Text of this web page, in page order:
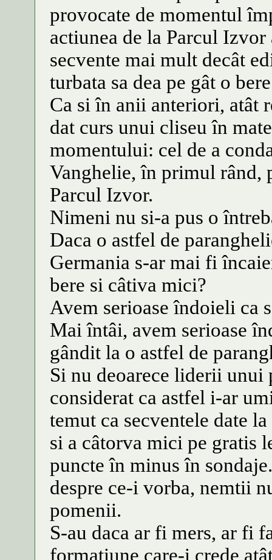
provocate de momentul
actiunea de la Parcul
secvente mai mult decât
turbata sa dea pe gât o
Ca si în anii anteriori, atât
dat curs unui cliseu în
momentului: cel de a
Vanghelie, în primul rând,
Parcul Izvor.
Nimeni nu si-a pus o
Daca o astfel de
Germania s-ar mai fi
bere si câtiva mici?
Avem serioase îndoieli ca
Mai întâi, avem serioase
gândit la o astfel de
Si nu deoarece liderii
considerat ca astfel i-ar
temut ca secventele date
si a câtorva mici pe gratis
puncte în minus în
despre ce-i vorba, nemtii
pomenii.
S-au daca ar fi mers, ar fi
formatiune care-i crede